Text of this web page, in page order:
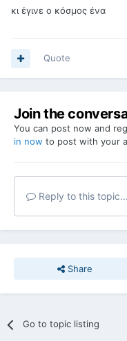
κι έγινε ο κόσμος ένα
Quote
Join the
You can post now and
in now to post with your
Reply to this topic...
Share
Go to topic listing